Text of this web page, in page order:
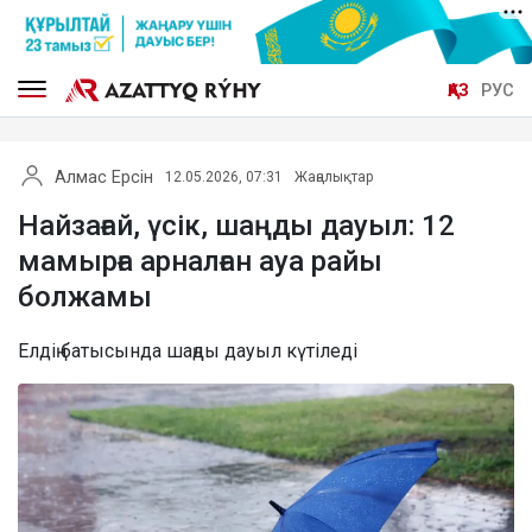
ҚАЗ РУС
Алмас Ерсін 12.05.2026, 07:31 Жаңалықтар
Найзағай, үсік, шаңды дауыл: 12
мамырға арналған ауа райы
болжамы
Елдің батысында шаңды дауыл күтіледі